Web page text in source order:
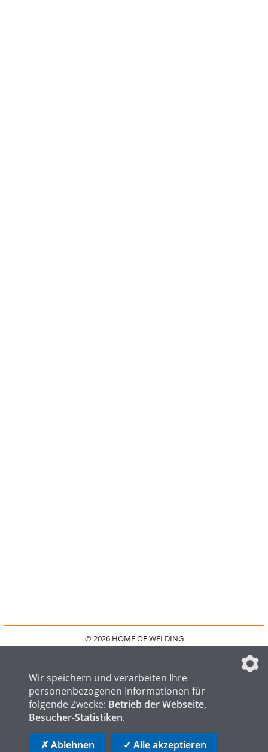
© 2026 HOME OF WELDING
IMPRESSUM
FAQ
DATENSCHUTZEINSTELLUNGEN
HOME OF LOGISTICS
Wir speichern und verarbeiten Ihre
personenbezogenen Informationen für
folgende Zwecke: Betrieb der Webseite,
Besucher-Statistiken.
✗ Ablehnen ✓ Alle akzeptieren